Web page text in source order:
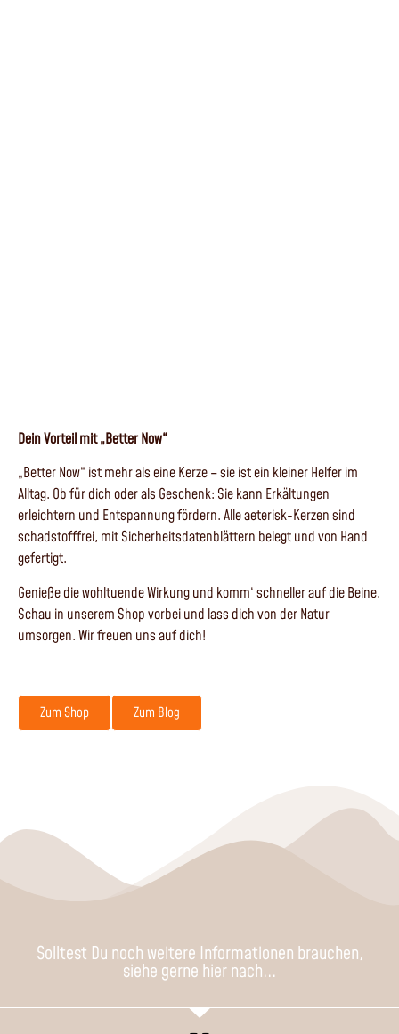
Dein Vorteil mit „Better Now“
„Better Now“ ist mehr als eine Kerze – sie ist ein kleiner Helfer im
Alltag. Ob für dich oder als Geschenk: Sie kann Erkältungen
erleichtern und Entspannung fördern. Alle aeterisk-Kerzen sind
schadstofffrei, mit Sicherheitsdatenblättern belegt und von Hand
gefertigt.
Genieße die wohltuende Wirkung und komm‘ schneller auf die Beine.
Schau in unserem Shop vorbei und lass dich von der Natur
umsorgen. Wir freuen uns auf dich!
Zum Shop Zum Blog
Solltest Du noch weitere Informationen brauchen,
siehe gerne hier nach...